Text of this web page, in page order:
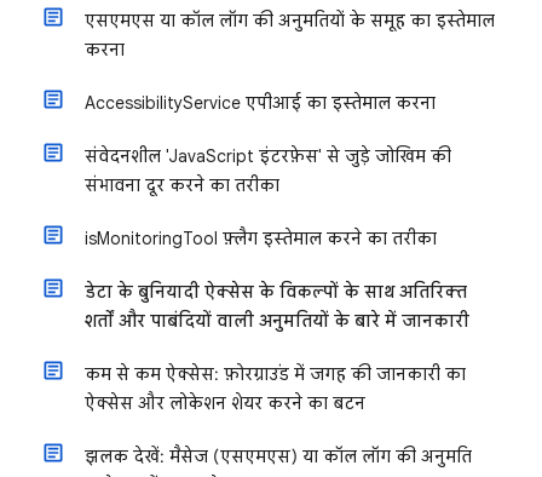
एसएमएस या कॉल लॉग की अनुमतियों के समूह का इस्तेमाल
करना
AccessibilityService एपीआई का इस्तेमाल करना
संवेदनशील 'JavaScript इंटरफ़ेस' से जुड़े जोखिम की
संभावना दूर करने का तरीका
​​isMonitoringTool फ़्लैग इस्तेमाल करने का तरीका
डेटा के बुनियादी ऐक्सेस के विकल्पों के साथ अतिरिक्त
शर्तों और पाबंदियों वाली अनुमतियों के बारे में जानकारी
कम से कम ऐक्सेस: फ़ोरग्राउंड में जगह की जानकारी का
ऐक्सेस और लोकेशन शेयर करने का बटन
झलक देखें: मैसेज (एसएमएस) या कॉल लॉग की अनुमति